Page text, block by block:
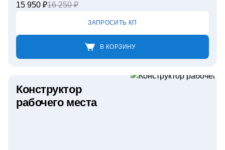
15 950 ₽16 250 ₽
ЗАПРОСИТЬ КП
В КОРЗИНУ
Конструктор
рабочего места